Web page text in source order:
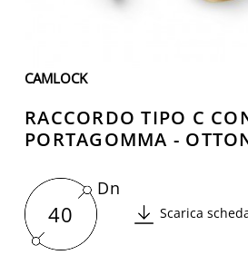
CAMLOCK
RACCORDO TIPO C
PORTAGOMMA -
40
Dn
Scarica